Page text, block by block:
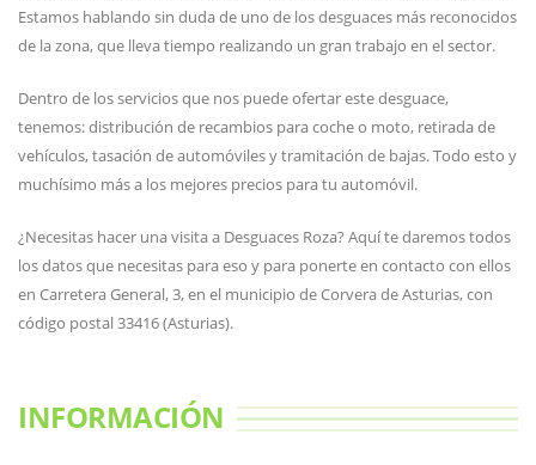
Estamos hablando sin duda de uno de los desguaces más reconocidos
de la zona, que lleva tiempo realizando un gran trabajo en el sector.
Dentro de los servicios que nos puede ofertar este desguace,
tenemos: distribución de recambios para coche o moto, retirada de
vehículos, tasación de automóviles y tramitación de bajas. Todo esto y
muchísimo más a los mejores precios para tu automóvil.
¿Necesitas hacer una visita a Desguaces Roza? Aquí te daremos todos
los datos que necesitas para eso y para ponerte en contacto con ellos
en Carretera General, 3, en el municipio de Corvera de Asturias, con
código postal 33416 (Asturias).
INFORMACIÓN